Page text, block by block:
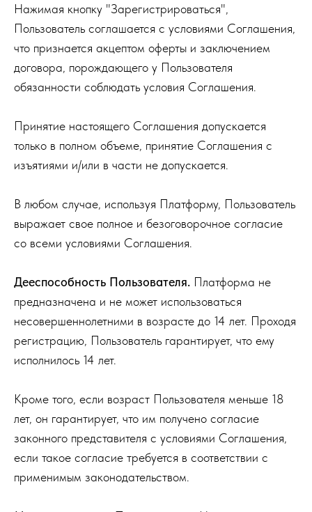
Нажимая кнопку "Зарегистрироваться",
Пользователь соглашается с условиями Соглашения,
что признается акцептом оферты и заключением
договора, порождающего у Пользователя
обязанности соблюдать условия Соглашения.
Принятие настоящего Соглашения допускается
только в полном объеме, принятие Соглашения с
изъятиями и/или в части не допускается.
В любом случае, используя Платформу, Пользователь
выражает свое полное и безоговорочное согласие
со всеми условиями Соглашения.
Дееспособность Пользователя. Платформа не
предназначена и не может использоваться
несовершеннолетними в возрасте до 14 лет. Проходя
регистрацию, Пользователь гарантирует, что ему
исполнилось 14 лет.
Кроме того, если возраст Пользователя меньше 18
лет, он гарантирует, что им получено согласие
законного представителя с условиями Соглашения,
если такое согласие требуется в соответствии с
применимым законодательством.